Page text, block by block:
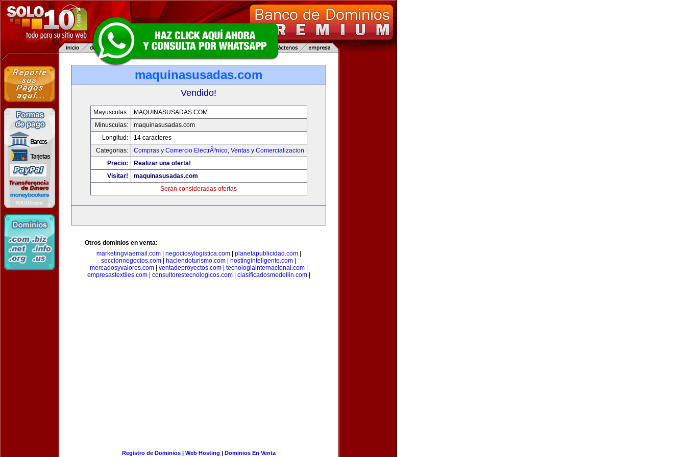
maquinasusadas.com
Vendido!
Mayusculas:
MAQUINASUSADAS.COM
Minusculas:
maquinasusadas.com
Longitud:
14 caracteres
Categorias:
Compras y Comercio ElectrÃ³nico, Ventas y Comercializacion
Precio:
Realizar una oferta!
Visitar!
maquinasusadas.com
Serán consideradas ofertas
Otros dominios en venta:
marketingviaemail.com| negociosylogistica.com| planetapublicidad.com|
seccionnegocios.com
haciendoturismo.com hostinginteligente.com
mercadosyvalores.com| ventadeproyectos.com| tecnologiainternacional.com|
empresastextiles.com| consultorestecnologicos.com| clasificadosmedellin.com|
Registro de Dominios| Web Hosting | Dominios En Venta